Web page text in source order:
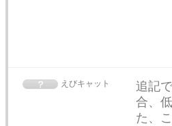
えびキャット
追記
合、
た、